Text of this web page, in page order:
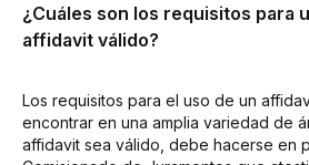
¿Cuáles son los requisitos para
affidavit válido?
Los requisitos para el uso de un
encontrar en una amplia variedad de
affidavit sea válido, debe hacerse en